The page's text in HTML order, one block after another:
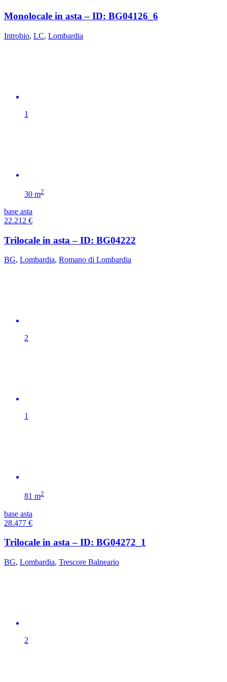
Monolocale in asta – ID: BG04126_6
Introbio, LC, Lombardia
1
30 m2
base asta
22.212 €
Trilocale in asta – ID: BG04222
BG, Lombardia, Romano di Lombardia
2
1
81 m2
base asta
28.477 €
Trilocale in asta – ID: BG04272_1
BG, Lombardia, Trescore Balneario
2